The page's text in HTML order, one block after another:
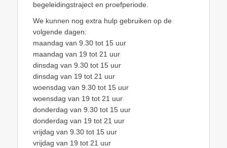
begeleidingstraject en proefperiode.
We kunnen nog extra hulp gebruiken op de
volgende dagen:
maandag van 9.30 tot 15 uur
maandag van 19 tot 21 uur
dinsdag van 9.30 tot 15 uur
dinsdag van 19 tot 21 uur
woensdag van 9.30 tot 15 uur
woensdag van 19 tot 21 uur
donderdag van 9.30 tot 15 uur
donderdag van 19 tot 21 uur
vrijdag van 9.30 tot 15 uur
vrijdag van 19 tot 21 uur